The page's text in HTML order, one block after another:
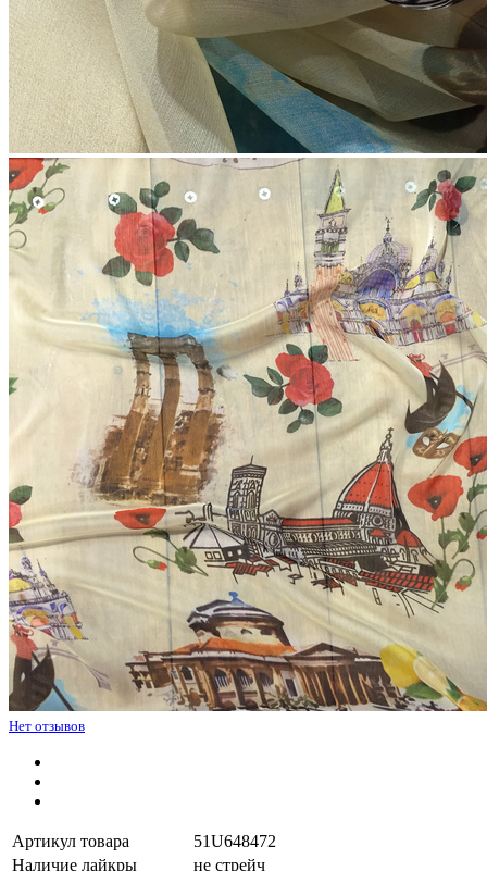
Нет отзывов
Артикул товара
51U648472
Наличие лайкры
не стрейч